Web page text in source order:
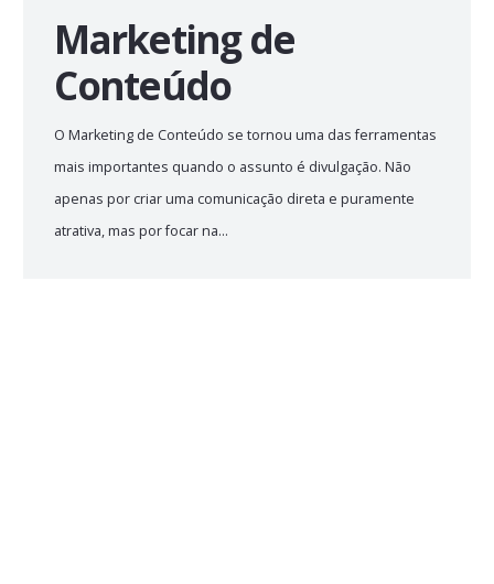
Marketing de
Conteúdo
O Marketing de Conteúdo se tornou uma das ferramentas
mais importantes quando o assunto é divulgação. Não
apenas por criar uma comunicação direta e puramente
atrativa, mas por focar na…